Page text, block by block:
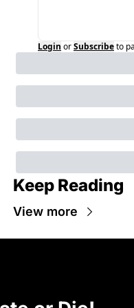
Login orSubscribeto
Keep Reading
View more